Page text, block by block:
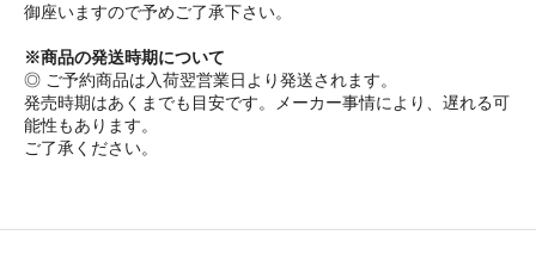
御座いますので予めご了承下さい。
※商品の発送時期について
◎ ご予約商品は入荷翌営業日より発送されます。
発売時期はあくまでも目安です。メーカー事情により、遅れる可
能性もあります。
ご了承ください。